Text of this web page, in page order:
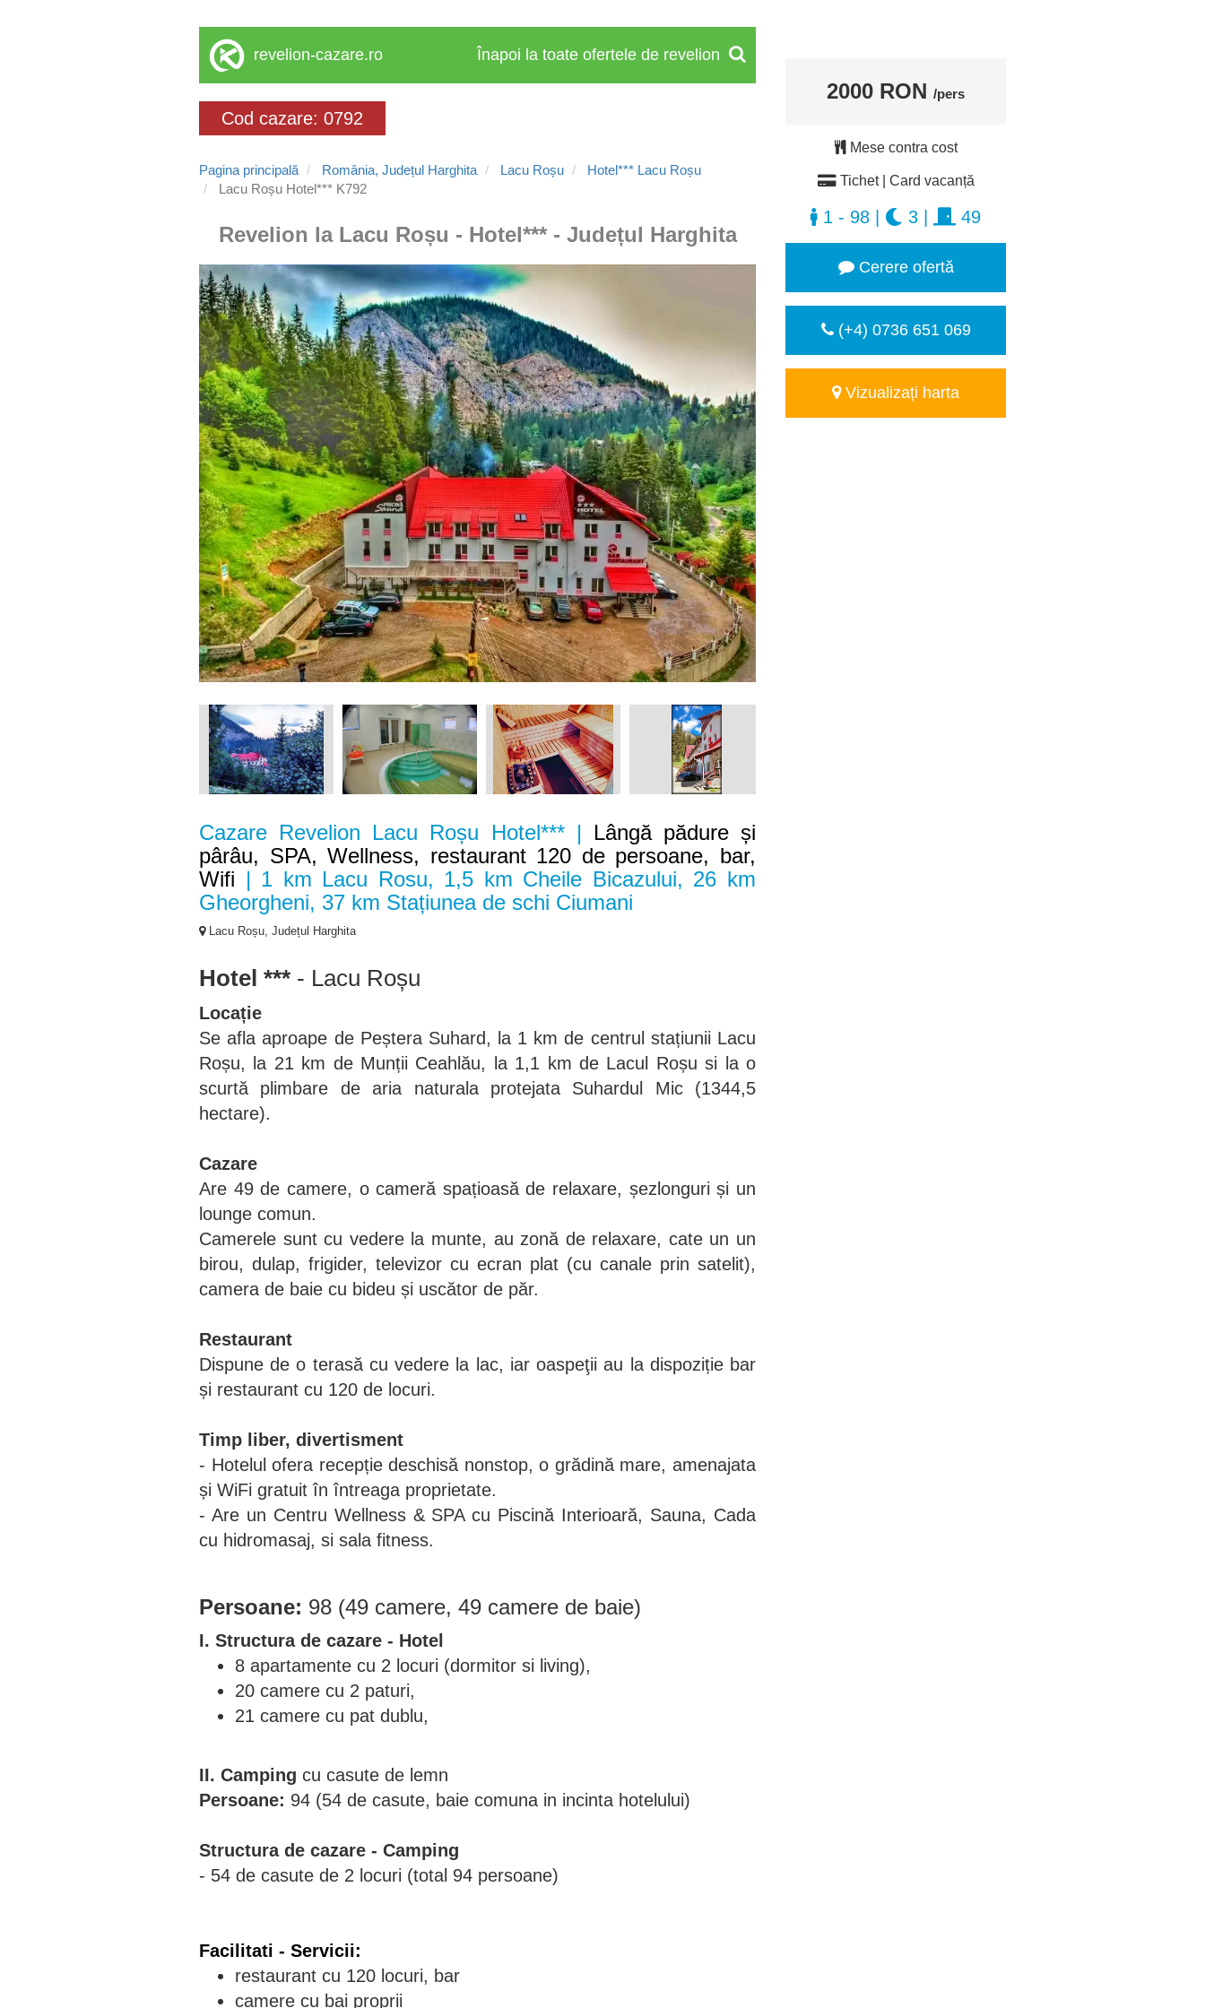
revelion-cazare.ro Înapoi la toate ofertele de revelion
Cod cazare: 0792
Pagina principală România, Județul Harghita Lacu Roșu
Hotel*** Lacu Roșu
Lacu Roșu Hotel*** K792
Revelion la Lacu Roșu - Hotel*** - Județul Harghita
Cazare Revelion Lacu Roșu Hotel*** | Lângă pădure și
pârâu, SPA, Wellness, restaurant 120 de persoane, bar,
Wifi | 1 km Lacu Rosu, 1,5 km Cheile Bicazului, 26 km
Gheorgheni, 37 km Stațiunea de schi Ciumani
Lacu Roșu, Județul Harghita
Hotel *** - Lacu Roșu
Locație
Se afla aproape de Peștera Suhard, la 1 km de centrul stațiunii Lacu
Roșu, la 21 km de Munții Ceahlău, la 1,1 km de Lacul Roșu si la o
scurtă plimbare de aria naturala protejata Suhardul Mic (1344,5
hectare).
Cazare
Are 49 de camere, o cameră spațioasă de relaxare, șezlonguri și un
lounge comun.
Camerele sunt cu vedere la munte, au zonă de relaxare, cate un un
birou, dulap, frigider, televizor cu ecran plat (cu canale prin satelit),
camera de baie cu bideu și uscător de păr.
Restaurant
Dispune de o terasă cu vedere la lac, iar oaspeţii au la dispoziție bar
și restaurant cu 120 de locuri.
Timp liber, divertisment
- Hotelul ofera recepție deschisă nonstop, o grădină mare, amenajata
și WiFi gratuit în întreaga proprietate.
- Are un Centru Wellness & SPA cu Piscină Interioară, Sauna, Cada
cu hidromasaj, si sala fitness.
Persoane: 98 (49 camere, 49 camere de baie)
I. Structura de cazare - Hotel
8 apartamente cu 2 locuri (dormitor si living),
20 camere cu 2 paturi,
21 camere cu pat dublu,
II. Camping cu casute de lemn
Persoane: 94 (54 de casute, baie comuna in incinta hotelului)
Structura de cazare - Camping
- 54 de casute de 2 locuri (total 94 persoane)
Facilitati - Servicii:
restaurant cu 120 locuri, bar
camere cu bai proprii
2000 RON /pers
Mese contra cost
Tichet | Card vacanță
1 - 98 3 49
Cerere ofertă
(+4) 0736 651 069
Vizualizați harta